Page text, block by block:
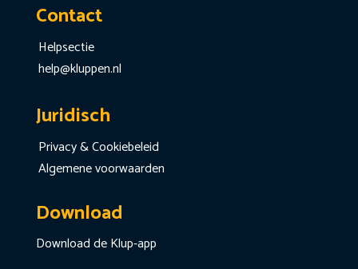
Contact
Helpsectie
help@kluppen.nl
Juridisch
Privacy & Cookiebeleid
Algemene voorwaarden
Download
Download de Klup-app